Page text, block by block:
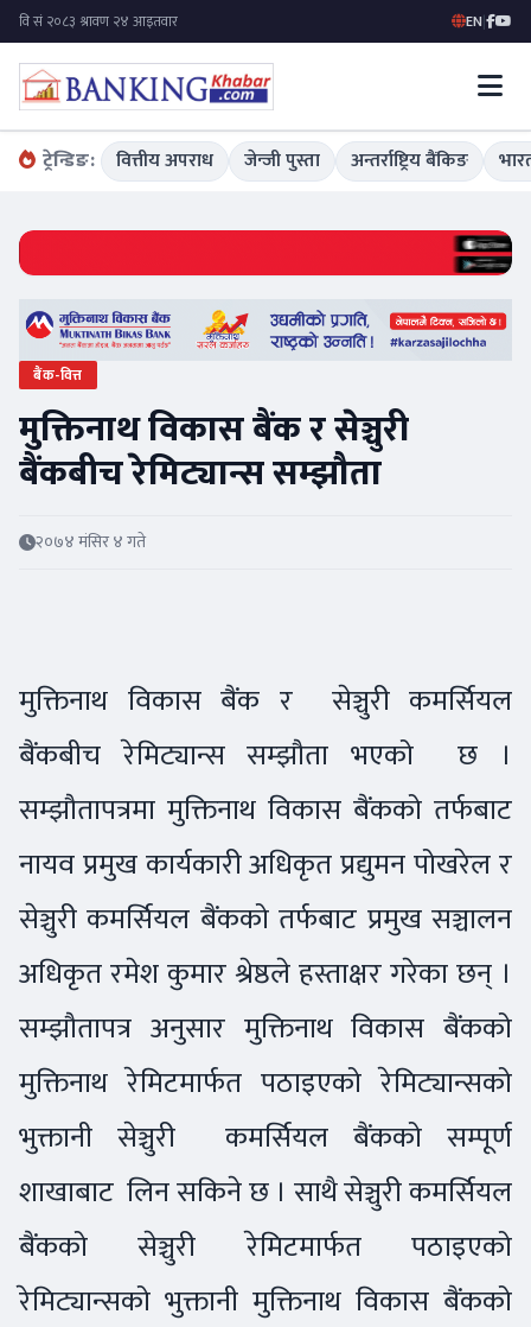
EN|
ट्रेन्डिङ: वित्तीय अपराध जेन्जी पुस्ता अन्तर्राष्ट्रिय बैंकिङ
बैंक-वित्त
मुक्तिनाथ विकास बैंक र सेञ्चुरी
बैंकबीच रेमिट्यान्स सम्झौता
२०७४ मंसिर ४ गते
मुक्तिनाथ विकास बैंक र सेञ्चुरी कमर्सियल
बैंकबीच रेमिट्यान्स सम्झौता भएको छ ।
सम्झौतापत्रमा मुक्तिनाथ विकास बैंकको तर्फबाट
नायव प्रमुख कार्यकारी अधिकृत प्रद्युमन पोखरेल र
सेञ्चुरी कमर्सियल बैंकको तर्फबाट प्रमुख सञ्चालन
अधिकृत रमेश कुमार श्रेष्ठले हस्ताक्षर गरेका छन् ।
सम्झौतापत्र अनुसार मुक्तिनाथ विकास बैंकको
मुक्तिनाथ रेमिटमार्फत पठाइएको रेमिट्यान्सको
भुक्तानी सेञ्चुरी कमर्सियल बैंकको सम्पूर्ण
शाखाबाट लिन सकिने छ । साथै सेञ्चुरी कमर्सियल
बैंकको सेञ्चुरी रेमिटमार्फत पठाइएको
रेमिट्यान्सको भुक्तानी मुक्तिनाथ विकास बैंकको